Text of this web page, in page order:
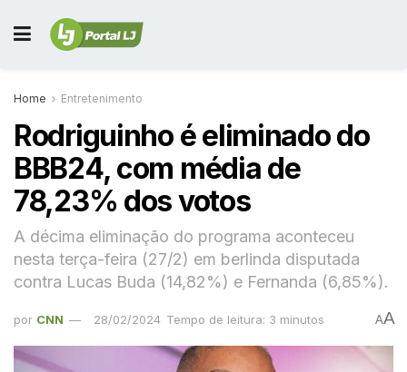
Home Entretenimento
Rodriguinho é eliminado do
BBB24, com média de
78,23% dos votos
A décima eliminação do programa aconteceu
nesta terça-feira (27/2) em berlinda disputada
contra Lucas Buda (14,82%) e Fernanda (6,85%).
por CNN 28/02/2024 Tempo de leitura: 3 minutos AA